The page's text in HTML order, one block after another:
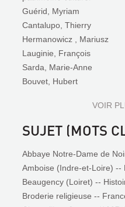
Guérid, Myriam
Cantalupo, Thierry
Hermanowicz , Mariusz
Lauginie, François
Sarda, Marie-Anne
Bouvet, Hubert
VOIR
SUJET (MOTS
Abbaye Notre-Dame de
Amboise (Indre-et-Loire) --
Beaugency (Loiret) --
Broderie religieuse --